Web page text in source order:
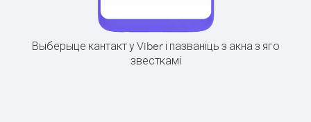
Выберыце кантакт у Viber і пазваніць з акна з яго
звесткамі